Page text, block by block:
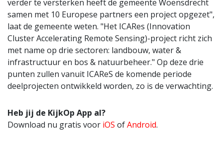
verder te versterken heeft de gemeente Woensdrecht
samen met 10 Europese partners een project opgezet",
laat de gemeente weten. "Het ICARes (Innovation
Cluster Accelerating Remote Sensing)-project richt zich
met name op drie sectoren: landbouw, water &
infrastructuur en bos & natuurbeheer." Op deze drie
punten zullen vanuit ICAReS de komende periode
deelprojecten ontwikkeld worden, zo is de verwachting.
Heb jij de KijkOp App al?
Download nu gratis voor iOS ofAndroid.